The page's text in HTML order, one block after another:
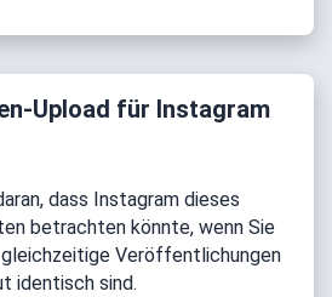
Upload für Instagram
dass Instagram dieses
betrachten könnte, wenn Sie
Veröffentlichungen
identisch sind.